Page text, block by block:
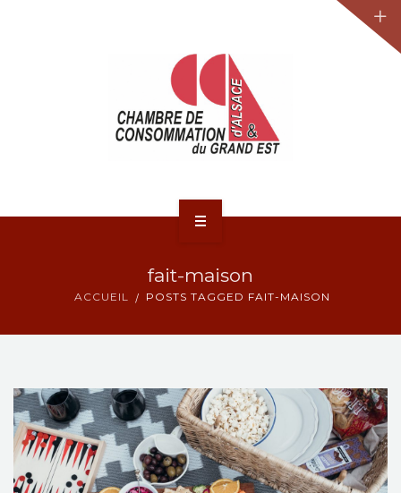
NOS ACTIONS
CONTACT
fait-maison
ACCUEIL POSTS TAGGED FAIT-MAISON